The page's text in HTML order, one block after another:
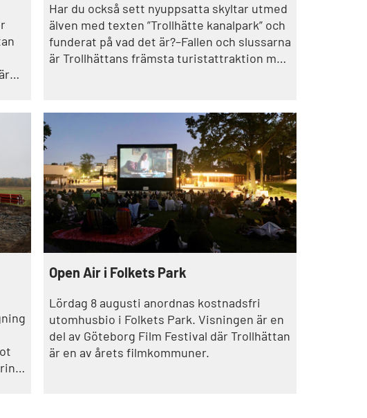
Har du också sett nyuppsatta skyltar utmed
älven med texten ”Trollhätte kanalpark” och
funderat på vad det är?–Fallen och slussarna
är Trollhättans främsta turistattraktion med
Open Air i Folkets Park
Lördag 8 augusti anordnas kostnadsfri
utomhusbio i Folkets Park. Visningen är en
del av Göteborg Film Festival där Trollhättan
är en av årets filmkommuner.